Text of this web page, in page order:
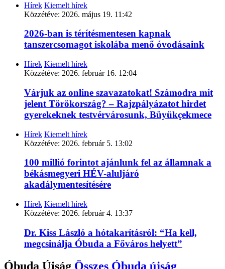
Hírek Kiemelt hírek
Közzétéve: 2026. május 19. 11:42
2026-ban is térítésmentesen kapnak
tanszercsomagot iskolába menő óvodásaink
Hírek Kiemelt hírek
Közzétéve: 2026. február 16. 12:04
Várjuk az online szavazatokat! Számodra mit
jelent Törökország? – Rajzpályázatot hirdet
gyerekeknek testvérvárosunk, Büyükçekmece
Hírek Kiemelt hírek
Közzétéve: 2026. február 5. 13:02
100 millió forintot ajánlunk fel az államnak a
békásmegyeri HÉV-aluljáró
akadálymentesítésére
Hírek Kiemelt hírek
Közzétéve: 2026. február 4. 13:37
Dr. Kiss László a hótakarításról: “Ha kell,
megcsinálja Óbuda a Főváros helyett”
Óbuda Újság Összes Óbuda újság